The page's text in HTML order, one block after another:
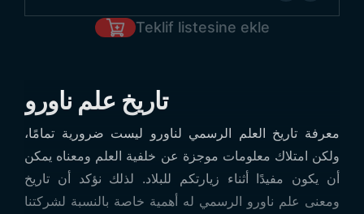
Teklif listesine ekle
تاريخ علم ناورو
معرفة تاريخ العلم الرسمي لناورو ليست ضرورية تمامًا،
ولكن امتلاك معلومات موجزة عن خلفية العلم ومعناه يمكن
أن يكون مفيدًا أثناء زيارتكم للبلاد. لذلك نؤكد أن تاريخ
ومعنى علم ناورو الرسمي له أهمية خاصة بالنسبة لشركتنا